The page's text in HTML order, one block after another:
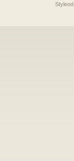
Styleod